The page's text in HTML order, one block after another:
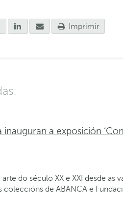
Imprimir
inauguran a exposición
do século XX e XXI desde as
coleccións de ABANCA e